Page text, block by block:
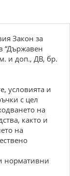
Закон за
“Държавен
и доп., ДВ, бр.
условията и
с цел
на
както и
на
нормативни